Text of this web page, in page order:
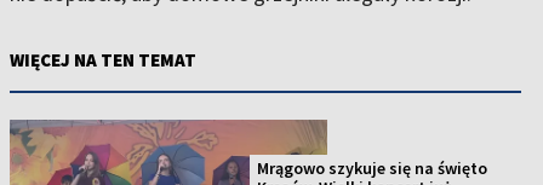
WIĘCEJ NA TEN TEMAT
Mrągowo szykuje się na święto